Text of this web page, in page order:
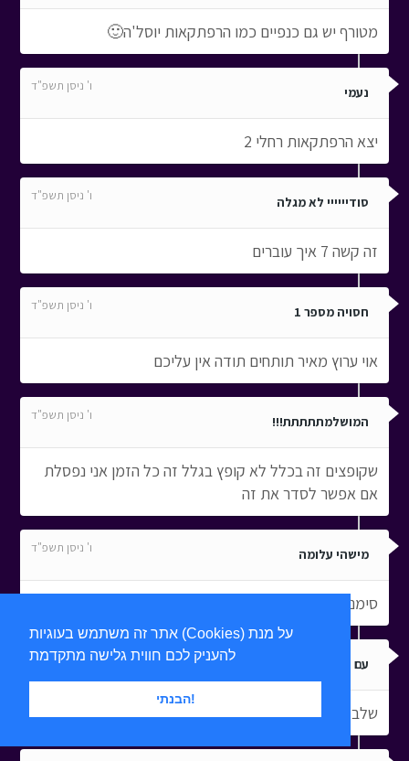
אתר זה משתמש בעוגיות (Cookies) על מנת
הבנתי!
מטורף יש גם כנפיים כמו הרפתקאות יוסל'ה🙂
נעמי ו' ניסן תשפ"ד
יצא הרפתקאות רחלי 2
סודיייייי לא מגלה ו' ניסן תשפ"ד
זה קשה 7 איך עוברים
חסויה מספר 1 ו' ניסן תשפ"ד
אוי ערוץ מאיר תותחים תודה אין עליכם
המושלמתתתתת!!! ו' ניסן תשפ"ד
שקופצים זה בכלל לא קופץ בגלל זה כל הזמן אני נפסלת
אם אפשר לסדר את זה
מישהי עלומה ו' ניסן תשפ"ד
סימנו את המשחק!!!!!!!! היה ממש קל וכיף
עם ישראל חזק ומנצח ו' ניסן תשפ"ד
שלב 28 לא אפשרי איך עוברים את זה? תודה.